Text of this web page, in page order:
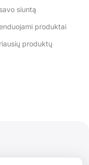
siuntą
produktai
produktų